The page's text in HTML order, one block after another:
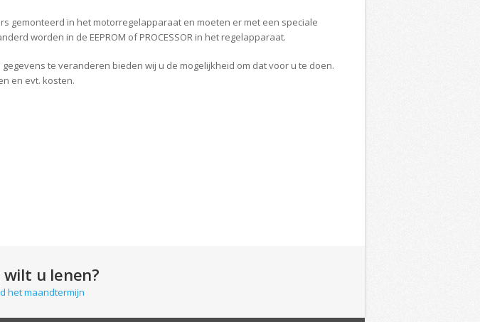
gemonteerd in het motorregelapparaat en moeten er met een speciale
worden in de EEPROM of PROCESSOR in het regelapparaat.
te veranderen bieden wij u de mogelijkheid om dat voor u te doen.
en evt. kosten.
u lenen?
het maandtermijn